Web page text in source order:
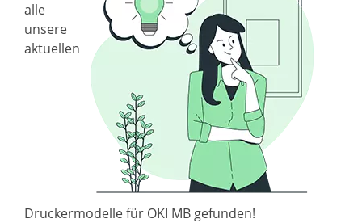
alle
unsere
aktuellen
Druckermodelle für OKI MB gefunden!